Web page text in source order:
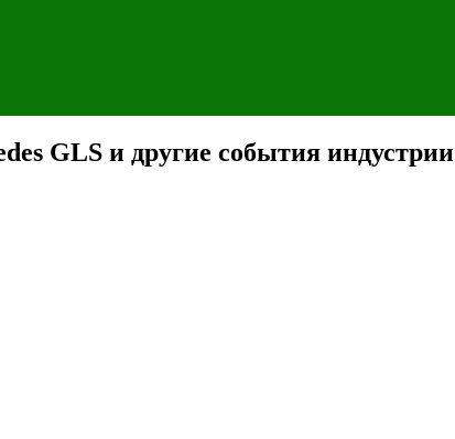
GLS и другие события индустрии